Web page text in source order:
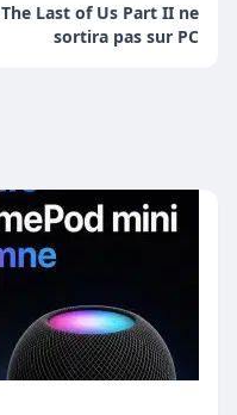
The Last of Us Part II ne
sortira pas sur PC